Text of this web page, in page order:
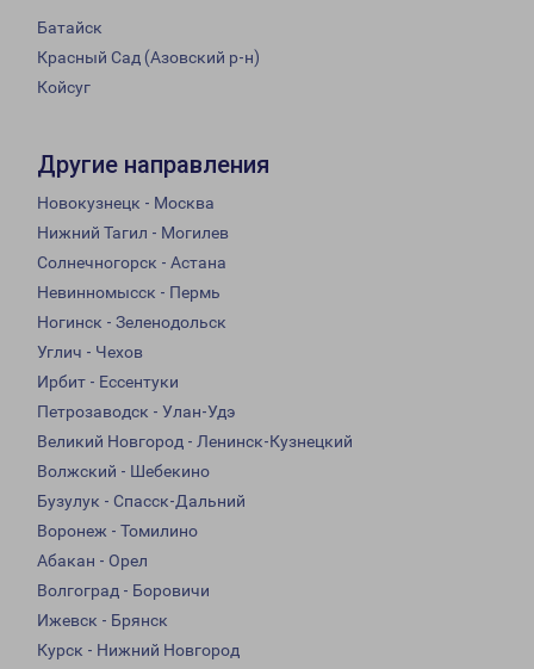
Батайск
Красный Сад (Азовский р-н)
Койсуг
Другие направления
Новокузнецк - Москва
Нижний Тагил - Могилев
Солнечногорск - Астана
Невинномысск - Пермь
Ногинск - Зеленодольск
Углич - Чехов
Ирбит - Ессентуки
Петрозаводск - Улан-Удэ
Великий Новгород - Ленинск-Кузнецкий
Волжский - Шебекино
Бузулук - Спасск-Дальний
Воронеж - Томилино
Абакан - Орел
Волгоград - Боровичи
Ижевск - Брянск
Курск - Нижний Новгород